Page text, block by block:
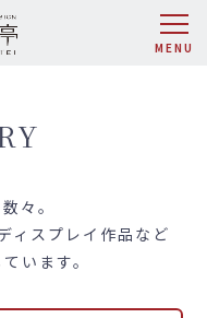
々。
スプレイ作品など
います。